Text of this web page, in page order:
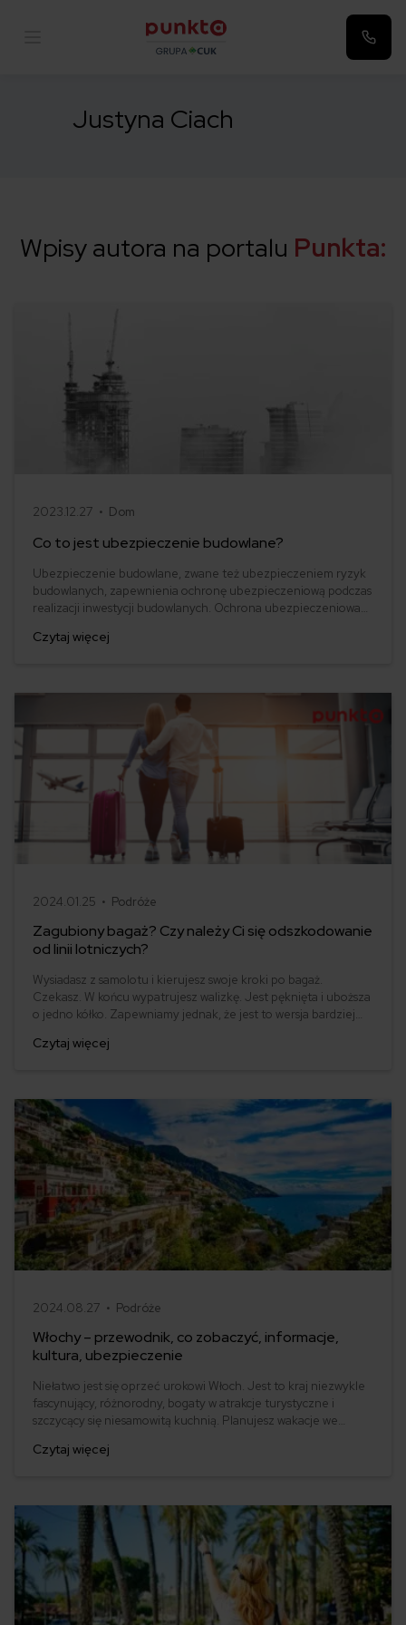
Justyna Ciach
Wpisy autora na portalu Punkta:
2023.12.27 • Dom
Co to jest ubezpieczenie budowlane?
Ubezpieczenie budowlane, zwane też ubezpieczeniem ryzyk
budowlanych, zapewnienia ochronę ubezpieczeniową podczas
realizacji inwestycji budowlanych. Ochrona ubezpieczeniowa
Czytaj więcej
2024.01.25 • Podróże
Zagubiony bagaż? Czy należy Ci się odszkodowanie
od linii lotniczych?
Wysiadasz z samolotu i kierujesz swoje kroki po bagaż.
Czekasz. W końcu wypatrujesz walizkę. Jest pęknięta i uboższa
o jedno kółko. Zapewniamy jednak, że jest to wersja bardziej
samolotu i kierujesz kroki po bagaż. Czekasz. Z taśmy znikają
Czytaj więcej
2024.08.27 • Podróże
Włochy – przewodnik, co zobaczyć, informacje,
kultura, ubezpieczenie
Niełatwo jest się oprzeć urokowi Włoch. Jest to kraj niezwykle
fascynujący, różnorodny, bogaty w atrakcje turystyczne i
szczycący się niesamowitą kuchnią. Planujesz wakacje we
wszystkie niezbędne informacje i ciekawostki o Italii. Kultura,
Czytaj więcej